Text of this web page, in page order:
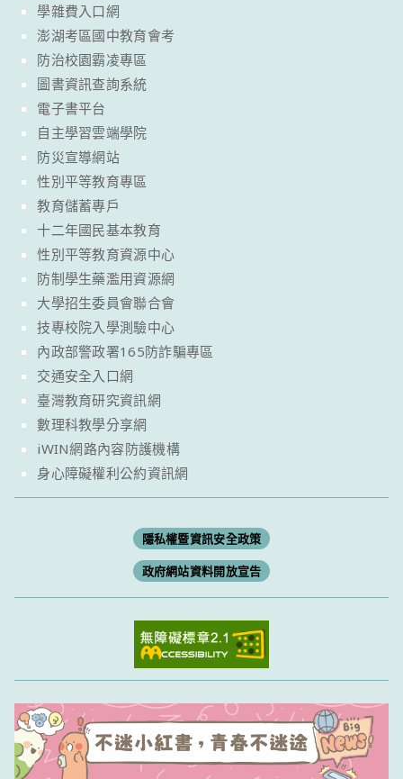
學雜費入口網
澎湖考區國中教育會考
防治校園霸凌專區
圖書資訊查詢系統
電子書平台
自主學習雲端學院
防災宣導網站
性別平等教育專區
教育儲蓄專戶
十二年國民基本教育
性別平等教育資源中心
防制學生藥濫用資源網
大學招生委員會聯合會
技專校院入學測驗中心
內政部警政署165防詐騙專區
交通安全入口網
臺灣教育研究資訊網
數理科教學分享網
iWIN網路內容防護機構
身心障礙權利公約資訊網
隱私權暨資訊安全政策
政府網站資料開放宣告